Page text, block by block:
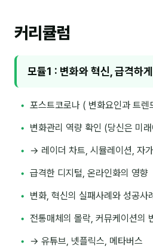
전승빈
정일영
후기
대면교육 후기
커리큘럼
모듈1 : 변화와 혁신, 급격하
포스트코로나 ( 변화요인과 트렌
변화관리 역량 확인 (당신은 미
→ 레이더 차트, 시뮬레이션, 자
급격한 디지털, 온라인화의 영향
변화, 혁신의 실패사례와 성공사
전통매체의 몰락, 커뮤케이션의
→ 유튜브, 넷플릭스, 메타버스